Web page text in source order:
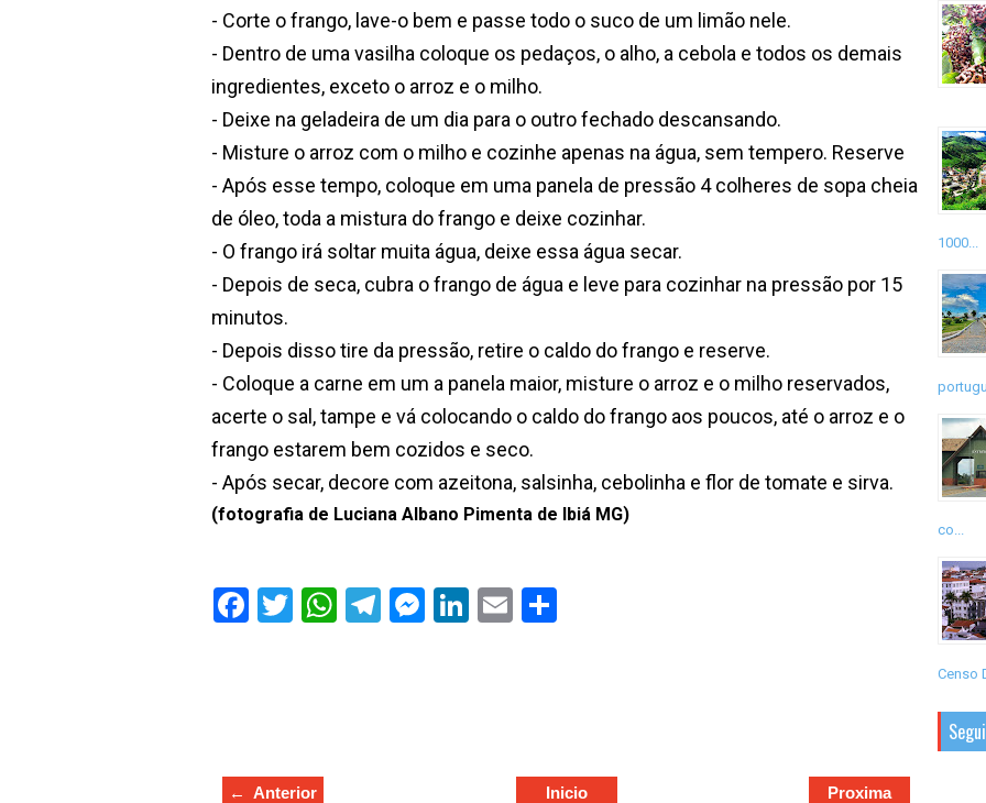
- Corte o frango, lave-o bem e passe todo o suco de um limão nele.
- Dentro de uma vasilha coloque os pedaços, o alho, a cebola e todos os demais
ingredientes, exceto o arroz e o milho.
- Deixe na geladeira de um dia para o outro fechado descansando.
- Misture o arroz com o milho e cozinhe apenas na água, sem tempero. Reserve
- Após esse tempo, coloque em uma panela de pressão 4 colheres de sopa cheia
de óleo, toda a mistura do frango e deixe cozinhar.
- O frango irá soltar muita água, deixe essa água secar.
- Depois de seca, cubra o frango de água e leve para cozinhar na pressão por 15
minutos.
- Depois disso tire da pressão, retire o caldo do frango e reserve.
- Coloque a carne em um a panela maior, misture o arroz e o milho reservados,
acerte o sal, tampe e vá colocando o caldo do frango aos poucos, até o arroz e o
frango estarem bem cozidos e seco.
- Após secar, decore com azeitona, salsinha, cebolinha e flor de tomate e sirva.
(fotografia de Luciana Albano Pimenta de Ibiá MG)
← Anterior
Proxima
Inicio
1000...
co...
Censo